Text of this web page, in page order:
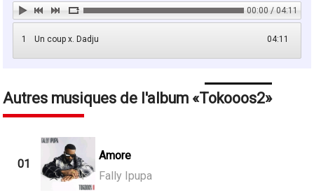
00:00 / 04:11
1 04:11
Un coup x. Dadju
Autres musiques de l'album Tokooos2
01
Amore
Fally Ipupa